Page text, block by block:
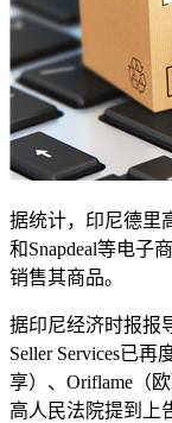
据统计，印尼德里
和Snapdeal等电子
销售其商品。
据印尼经济时报报
Seller Services已
享）、Oriflame（
高人民法院提到上